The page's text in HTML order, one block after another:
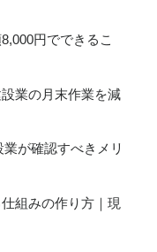
円でできるこ
業の月末作業を減
が確認すべきメリ
組みの作り方｜現